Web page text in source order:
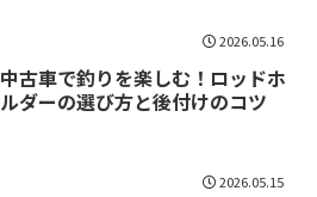
2026.05.16
中古車で釣りを楽しむ！ロッドホ
ルダーの選び方と後付けのコツ
2026.05.15